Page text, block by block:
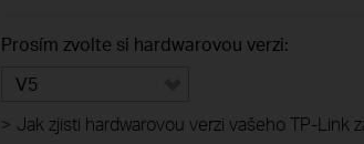
Prosím zvolte si hardwarovou verzi:
V5
> Jak zjisti hardwarovou verzi vašeho TP-Link